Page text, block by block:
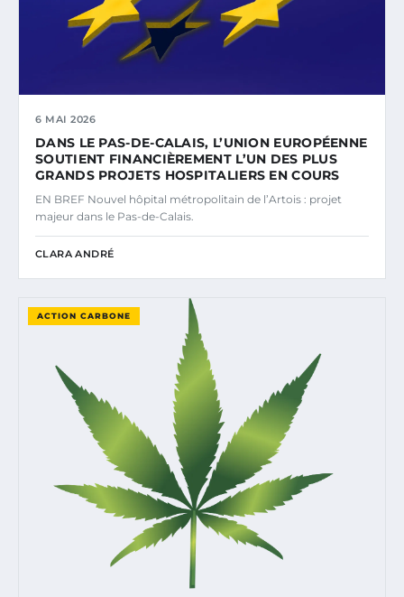
6 MAI 2026
DANS LE PAS-DE-CALAIS, L’UNION EUROPÉENNE
SOUTIENT FINANCIÈREMENT L’UN DES PLUS
GRANDS PROJETS HOSPITALIERS EN COURS
EN BREF Nouvel hôpital métropolitain de l’Artois : projet
majeur dans le Pas-de-Calais.
CLARA ANDRÉ
ACTION CARBONE